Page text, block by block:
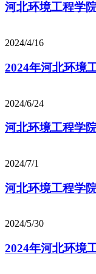
河北环境工程学
2024/4/16
2024年河北环境
2024/6/24
河北环境工程学
2024/7/1
河北环境工程学
2024/5/30
2024年河北环境